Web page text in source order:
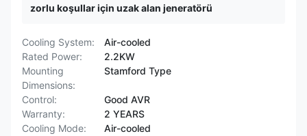
zorlu koşullar için uzak alan jeneratörü
Cooling System:
Air-cooled
Rated Power:
2.2KW
Mounting
Dimensions:
Stamford Type
Control:
Good AVR
Warranty:
2 YEARS
Cooling Mode:
Air-cooled